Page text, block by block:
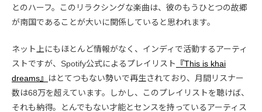
とのハーフ。このリラクシングな楽曲は、彼のもうひとつの故郷
が南国であることが大いに関係していると思われます。
ネット上にもほとんど情報がなく、インディで活動するアーティ
ストですが、Spotify公式によるプレイリスト
『This is khai
dreams』
はとてつもない勢いで再生されており、月間リスナー
数は68万を超えています。しかし、このプレイリストを聴けば、
それも納得。とんでもない才能とセンスを持っているアーティス